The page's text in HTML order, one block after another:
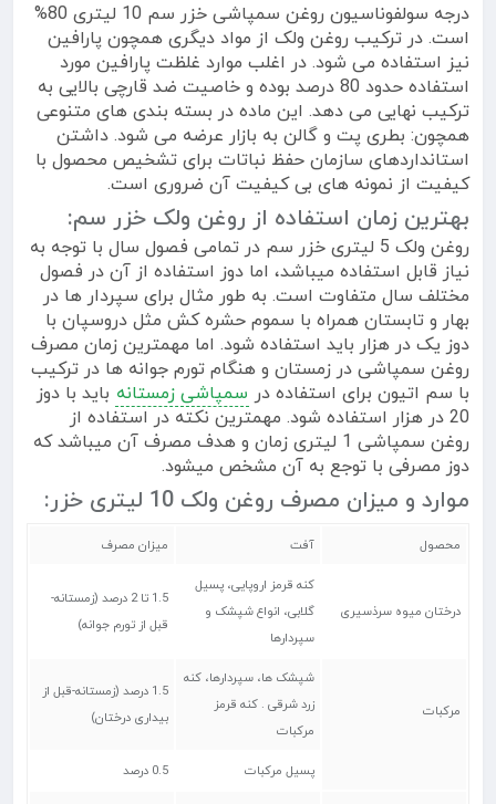
درجه سولفوناسیون روغن سمپاشی خزر سم 10 لیتری 80%
است. در ترکیب روغن ولک از مواد دیگری همچون پارافین
نیز استفاده می شود. در اغلب موارد غلظت پارافین مورد
استفاده حدود 80 درصد بوده و خاصیت ضد قارچی بالایی به
ترکیب نهایی می دهد. این ماده در بسته بندی های متنوعی
همچون: بطری پت و گالن به بازار عرضه می شود. داشتن
استانداردهای سازمان حفظ نباتات برای تشخیص محصول با
کیفیت از نمونه های بی کیفیت آن ضروری است.
بهترین زمان استفاده از روغن ولک خزر سم:
روغن ولک 5 لیتری خزر سم در تمامی فصول سال با توجه به
نیاز قابل استفاده میباشد، اما دوز استفاده از آن در فصول
مختلف سال متفاوت است. به طور مثال برای سپردار ها در
بهار و تابستان همراه با سموم حشره کش مثل دروسپان با
دوز یک در هزار باید استفاده شود. اما مهمترین زمان مصرف
روغن سمپاشی در زمستان و هنگام تورم جوانه ها در ترکیب
با سم اتیون برای استفاده در سمپاشی زمستانه باید با دوز
20 در هزار استفاده شود. مهمترین نکته در استفاده از
روغن سمپاشی 1 لیتری زمان و هدف مصرف آن میباشد که
دوز مصرفی با توجع به آن مشخص میشود.
موارد و میزان مصرف روغن ولک 10 لیتری خزر:
محصول آفت میزان مصرف
درختان میوه سرذسیری
کنه قرمز اروپایی، پسیل
گلابی، انواع شپشک و
سپردارها
1.5 تا 2 درصد (زمستانه-
قبل از تورم جوانه)
مرکبات
شپشک ها، سپردارها، کنه
زرد شرقی . کنه قرمز
مرکبات
1.5 درصد (زمستانه-قبل از
بیداری درختان)
پسیل مرکبات 0.5 درصد